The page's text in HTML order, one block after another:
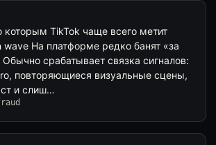
которым TikTok чаще всего метит
wave На платформе редко банят «за
срабатывает связка сигналов:
повторяющиеся визуальные сцены,
и слиш…